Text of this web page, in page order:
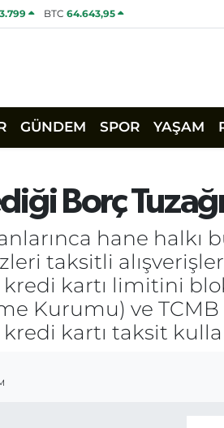
BTC 64.643,95
GÜNDEM SPOR YAŞAM
Borç
hane halkı
taksitli
kartı limitini
Kurumu) ve
kartı taksit